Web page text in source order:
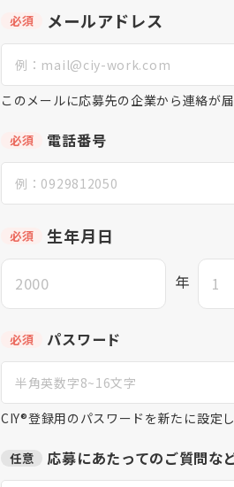
必須 メールアドレス
このメールに応募先の企業から連絡が
必須 電話番号
必須 生年月日
年
必須 パスワード
CIY®登録用のパスワードを新たに設定
任意 応募にあたってのご質問な